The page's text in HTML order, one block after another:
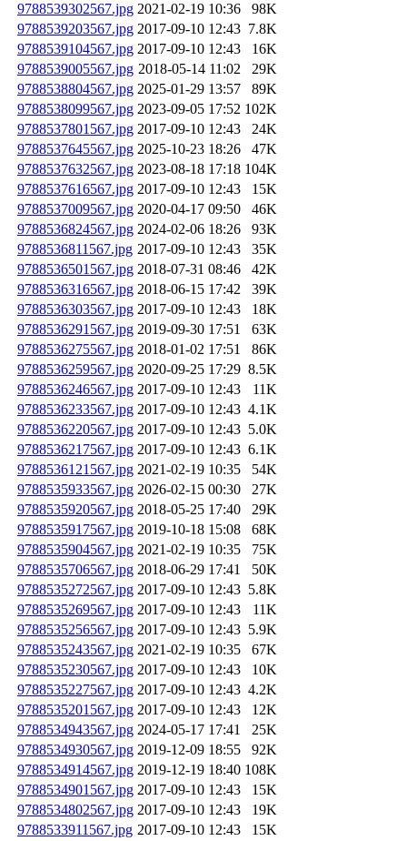
9788539302567.jpg 2021-02-19 10:36
98K
9788539203567.jpg 2017-09-10 12:43 7.8K
9788539104567.jpg 2017-09-10 12:43
16K
9788539005567.jpg 2018-05-14 11:02
29K
9788538804567.jpg 2025-01-29 13:57
89K
9788538099567.jpg 2023-09-05 17:52 102K
9788537801567.jpg 2017-09-10 12:43
24K
9788537645567.jpg 2025-10-23 18:26
47K
9788537632567.jpg 2023-08-18 17:18 104K
9788537616567.jpg 2017-09-10 12:43
15K
9788537009567.jpg 2020-04-17 09:50
46K
9788536824567.jpg 2024-02-06 18:26
93K
9788536811567.jpg 2017-09-10 12:43
35K
9788536501567.jpg 2018-07-31 08:46
42K
9788536316567.jpg 2018-06-15 17:42
39K
9788536303567.jpg 2017-09-10 12:43
18K
9788536291567.jpg 2019-09-30 17:51
63K
9788536275567.jpg 2018-01-02 17:51
86K
9788536259567.jpg 2020-09-25 17:29 8.5K
9788536246567.jpg 2017-09-10 12:43
11K
9788536233567.jpg 2017-09-10 12:43 4.1K
9788536220567.jpg 2017-09-10 12:43 5.0K
9788536217567.jpg 2017-09-10 12:43 6.1K
9788536121567.jpg 2021-02-19 10:35
54K
9788535933567.jpg 2026-02-15 00:30
27K
9788535920567.jpg 2018-05-25 17:40
29K
9788535917567.jpg 2019-10-18 15:08
68K
9788535904567.jpg 2021-02-19 10:35
75K
9788535706567.jpg 2018-06-29 17:41
50K
9788535272567.jpg 2017-09-10 12:43 5.8K
9788535269567.jpg 2017-09-10 12:43
11K
9788535256567.jpg 2017-09-10 12:43 5.9K
9788535243567.jpg 2021-02-19 10:35
67K
9788535230567.jpg 2017-09-10 12:43
10K
9788535227567.jpg 2017-09-10 12:43 4.2K
9788535201567.jpg 2017-09-10 12:43
12K
9788534943567.jpg 2024-05-17 17:41
25K
9788534930567.jpg 2019-12-09 18:55
92K
9788534914567.jpg 2019-12-19 18:40 108K
9788534901567.jpg 2017-09-10 12:43
15K
9788534802567.jpg 2017-09-10 12:43
19K
9788533911567.jpg 2017-09-10 12:43
15K